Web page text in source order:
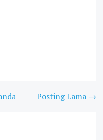
Posting Lama →